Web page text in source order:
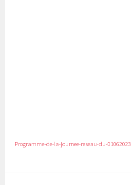
Programme-de-la-journee-reseau-du-01062023